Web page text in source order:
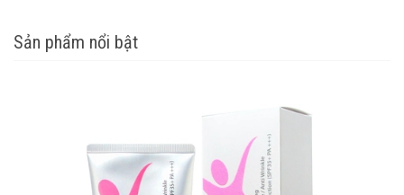
Sản phẩm nổi bật